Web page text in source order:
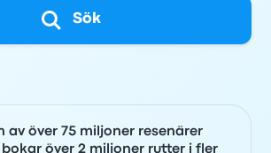
Sök
av över 75 miljoner resenärer
bokar över 2 miljoner rutter i fler